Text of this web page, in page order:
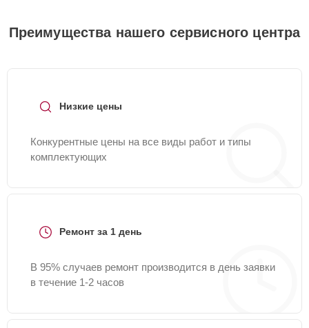
Преимущества нашего сервисного центра
Низкие цены
Конкурентные цены на все виды работ и типы
комплектующих
Ремонт за 1 день
В 95% случаев ремонт производится в день заявки
в течение 1-2 часов